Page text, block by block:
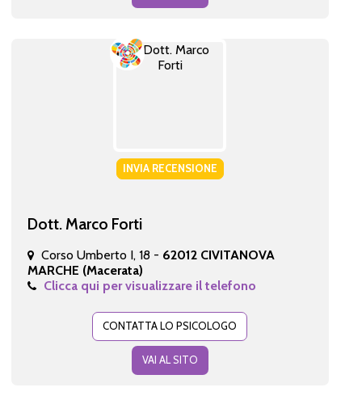
INVIA RECENSIONE
Dott. Marco Forti
Corso Umberto I, 18 - 62012 CIVITANOVA
MARCHE (Macerata)
Clicca qui per visualizzare il telefono
CONTATTA LO PSICOLOGO
VAI AL SITO